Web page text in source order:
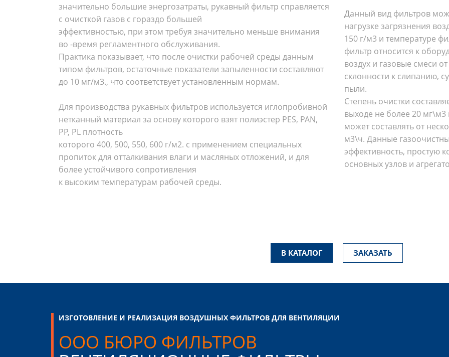
значительно большие энергозатраты, рукавный фильтр справляется
с очисткой газов с гораздо большей
эффективностью, при этом требуя значительно меньше внимания
во -время регламентного обслуживания.
Практика показывает, что после очистки рабочей среды данным
типом фильтров, остаточные показатели запыленности составляют
до 10 мг/м3., что соответствует установленным нормам.
Для производства рукавных фильтров используется иглопробивной
нетканный материал за основу которого взят полиэстер PES, PAN,
PP, PL плотность
которого 400, 500, 550, 600 г/м2. с применением специальных
пропиток для отталкивания влаги и масляных отложений, и для
более устойчивого сопротивления
к высоким температурам рабочей среды.
Данный вид фильтров
нагрузке загрязнения
150 г/м3 и температуре
фильтр относится к
воздух и газовые смеси
склонности к слипанию,
пыли.
Степень очистки
выходе не более 20
может составлять от
м3\ч. Данные
эффективность, простую
основных узлов и
В КАТАЛОГ ЗАКАЗАТЬ
ИЗГОТОВЛЕНИЕ И РЕАЛИЗАЦИЯ ВОЗДУШНЫХ ФИЛЬТРОВ ДЛЯ ВЕНТИЛЯЦИИ
ООО БЮРО ФИЛЬТРОВ